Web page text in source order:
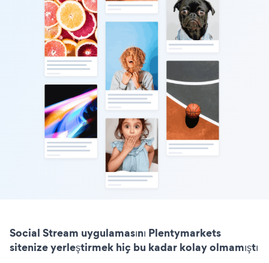
Social Stream uygulamasını Plentymarkets
sitenize yerleştirmek hiç bu kadar kolay olmamıştı